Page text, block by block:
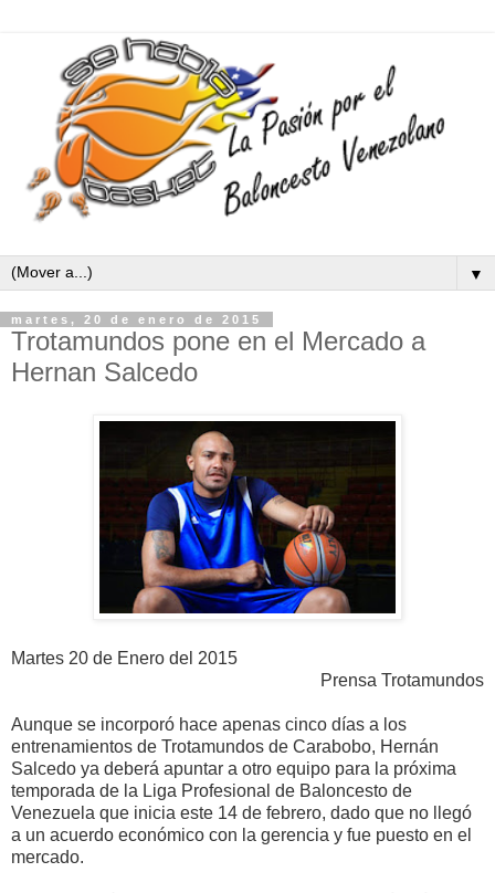
▼
martes, 20 de enero de 2015
Trotamundos pone en el Mercado a
Hernan Salcedo
Martes 20 de Enero del 2015
Prensa Trotamundos
Aunque se incorporó hace apenas cinco días a los
entrenamientos de Trotamundos de Carabobo, Hernán
Salcedo ya deberá apuntar a otro equipo para la próxima
temporada de la Liga Profesional de Baloncesto de
Venezuela que inicia este 14 de febrero, dado que no llegó
a un acuerdo económico con la gerencia y fue puesto en el
mercado.